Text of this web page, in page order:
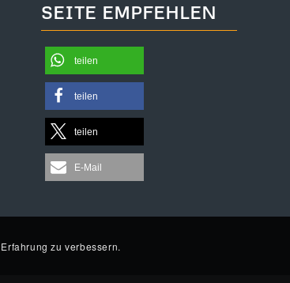
SEITE EMPFEHLEN
teilen
teilen
teilen
E-Mail
zu verbessern.